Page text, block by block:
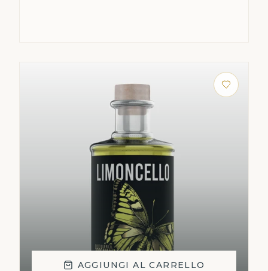
AGGIUNGI AL CARRELLO